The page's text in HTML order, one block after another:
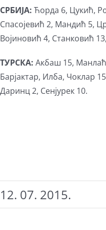
СРБИЈА: Ћорда 6, Цукић,
Спасојевић 2, Мандић 5,
Војиновић 4, Станковић
ТУРСКА: Акбаш 15,
Барјактар, Илба, Чоклар
Даринц 2, Сенјурек 10.
12. 07. 2015.